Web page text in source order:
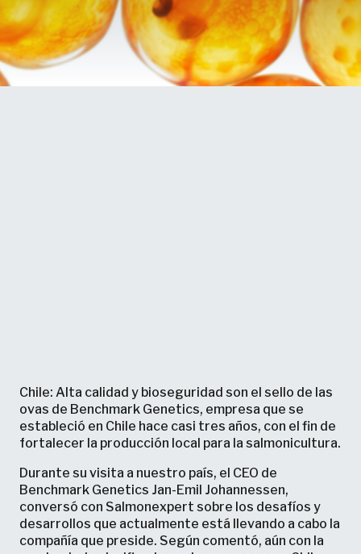
Chile: Alta calidad y bioseguridad son el sello de las
ovas de Benchmark Genetics, empresa que se
estableció en Chile hace casi tres años, con el fin de
fortalecer la producción local para la salmonicultura.
Durante su visita a nuestro país, el CEO de
Benchmark Genetics Jan-Emil Johannessen,
conversó con Salmonexpert sobre los desafíos y
desarrollos que actualmente está llevando a cabo la
compañía que preside. Según comentó, aún con la